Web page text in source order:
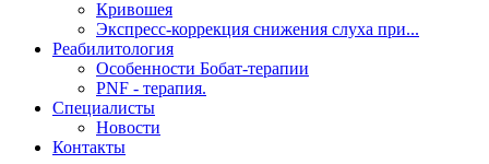
Кривошея
Экспресс-коррекция снижения слуха при...
Реабилитология
Особенности Бобат-терапии
PNF - терапия.
Специалисты
Новости
Контакты